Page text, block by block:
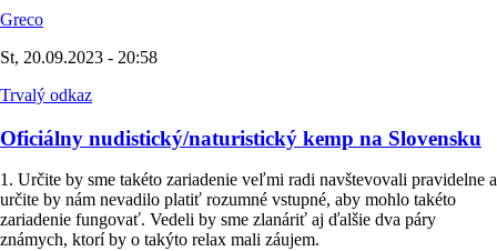
Greco
St, 20.09.2023 - 20:58
Trvalý odkaz
Oficiálny nudistický/naturistický kemp na Slovensku
1. Určite by sme takéto zariadenie veľmi radi navštevovali pravidelne a
určite by nám nevadilo platiť rozumné vstupné, aby mohlo takéto
zariadenie fungovať. Vedeli by sme zlanáriť aj ďalšie dva páry
známych, ktorí by o takýto relax mali záujem.